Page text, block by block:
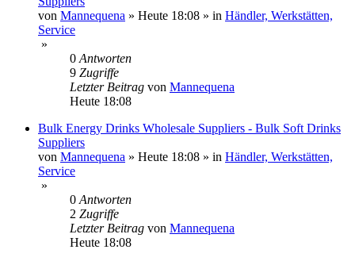
von Mannequena » Heute 18:08 » in Händler, Werkstätten,
Service
»
0 Antworten
9 Zugriffe
Letzter Beitrag von Mannequena
Heute 18:08
Bulk Energy Drinks Wholesale Suppliers - Bulk Soft Drinks
Suppliers
von Mannequena » Heute 18:08 » in Händler, Werkstätten,
Service
»
0 Antworten
2 Zugriffe
Letzter Beitrag von Mannequena
Heute 18:08